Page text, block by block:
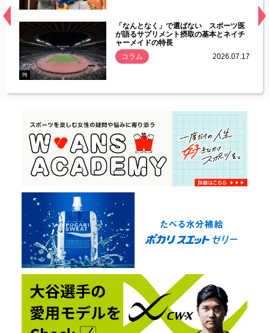
常
PR
「なんとなく」で選ばない スポーツ医
が語るサプリメント摂取の基本とネイチ
ャーメイドの特長
コラム
2026.07.17